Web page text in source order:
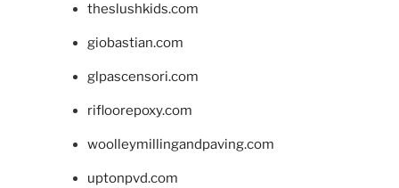
theslushkids.com
giobastian.com
glpascensori.com
rifloorepoxy.com
woolleymillingandpaving.com
uptonpvd.com